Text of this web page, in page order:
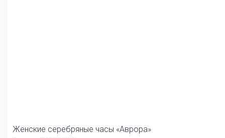
Женские серебряные часы «Аврора»